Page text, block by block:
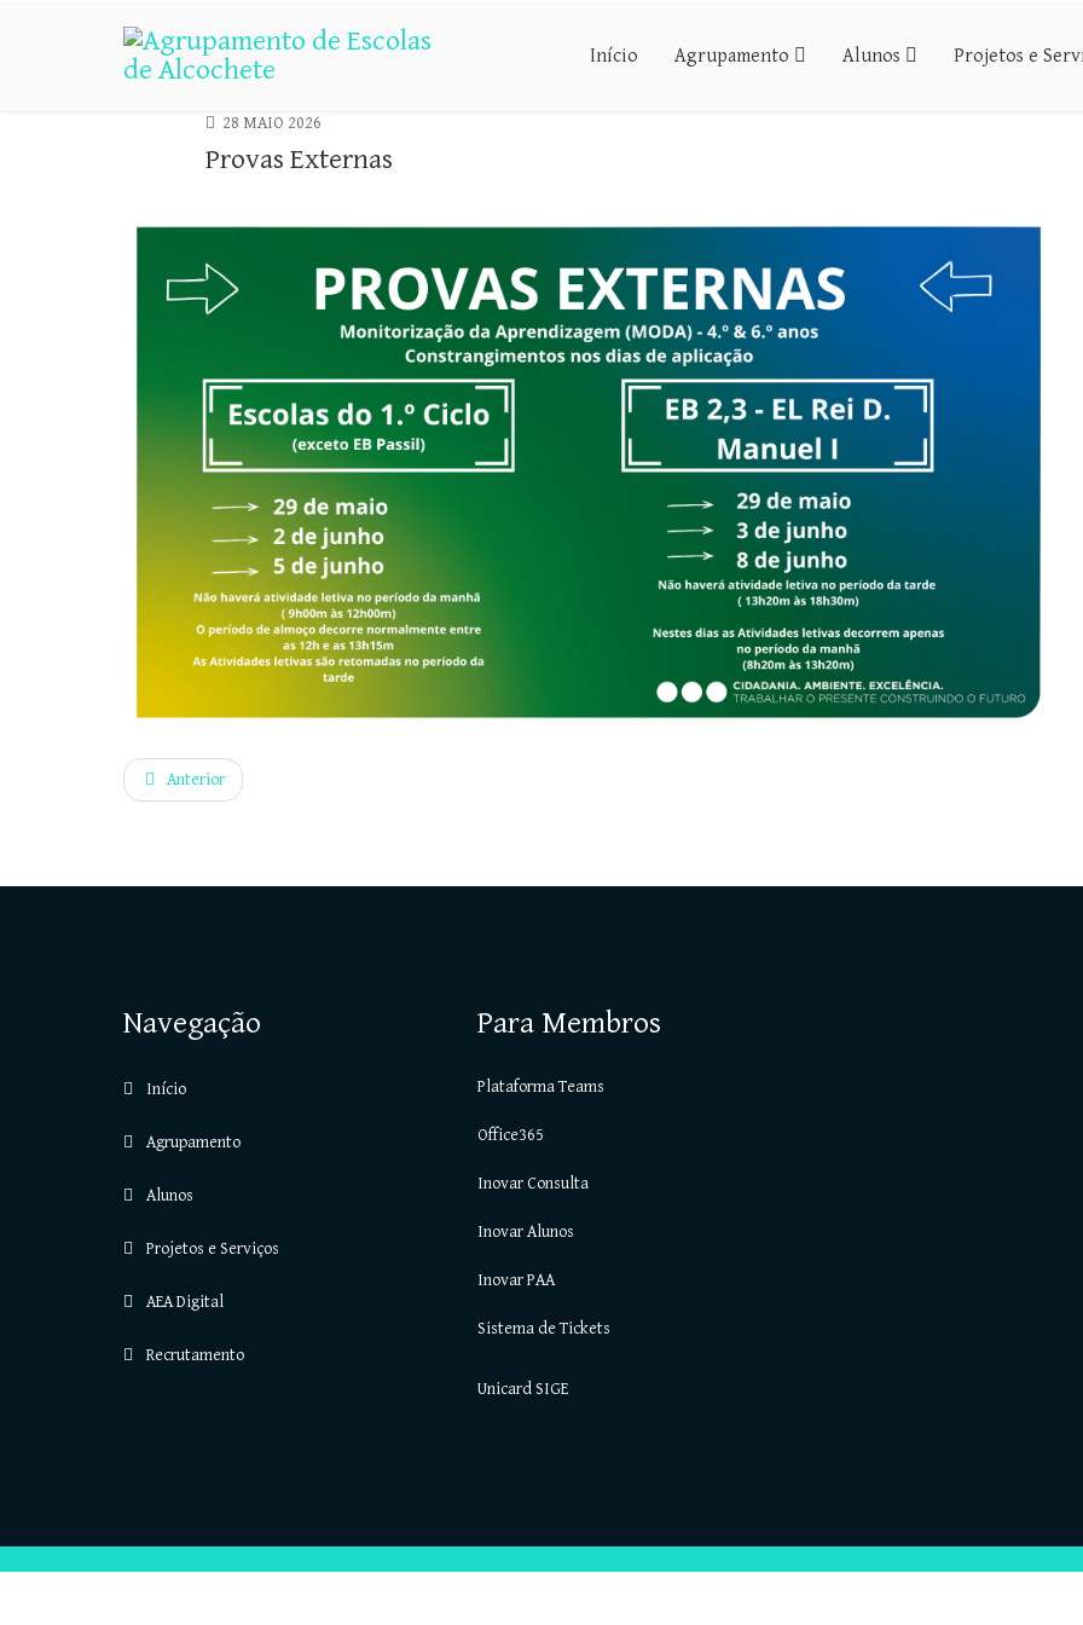
Início Agrupamento Alunos Projetos e
28 MAIO 2026
Provas Externas
Anterior
Navegação
Início
Agrupamento
Alunos
Projetos e Serviços
AEA Digital
Recrutamento
Para Membros
Plataforma Teams
Office365
Inovar Consulta
Inovar Alunos
Inovar PAA
Sistema de Tickets
Unicard SIGE